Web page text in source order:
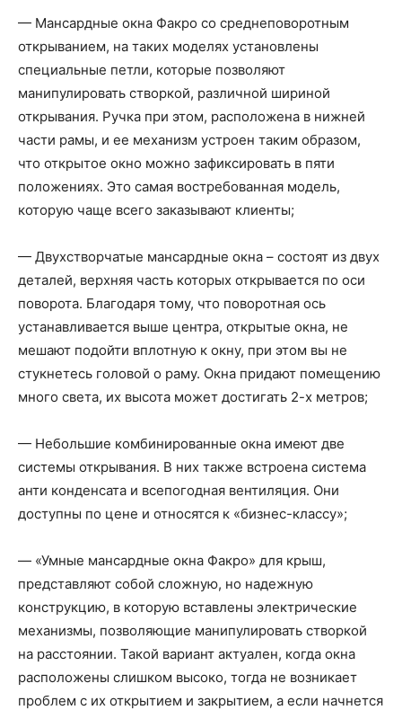
— Мансардные окна Факро со среднеповоротным
открыванием, на таких моделях установлены
специальные петли, которые позволяют
манипулировать створкой, различной шириной
открывания. Ручка при этом, расположена в нижней
части рамы, и ее механизм устроен таким образом,
что открытое окно можно зафиксировать в пяти
положениях. Это самая востребованная модель,
которую чаще всего заказывают клиенты;
— Двухстворчатые мансардные окна – состоят из двух
деталей, верхняя часть которых открывается по оси
поворота. Благодаря тому, что поворотная ось
устанавливается выше центра, открытые окна, не
мешают подойти вплотную к окну, при этом вы не
стукнетесь головой о раму. Окна придают помещению
много света, их высота может достигать 2-х метров;
— Небольшие комбинированные окна имеют две
системы открывания. В них также встроена система
анти конденсата и всепогодная вентиляция. Они
доступны по цене и относятся к «бизнес-классу»;
— «Умные мансардные окна Факро» для крыш,
представляют собой сложную, но надежную
конструкцию, в которую вставлены электрические
механизмы, позволяющие манипулировать створкой
на расстоянии. Такой вариант актуален, когда окна
расположены слишком высоко, тогда не возникает
проблем с их открытием и закрытием, а если начнется